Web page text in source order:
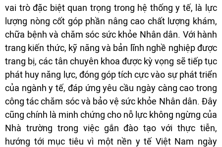
vai trò đặc biệt quan trọng trong hệ thống y tế, là lực
lượng nòng cốt góp phần nâng cao chất lượng khám,
chữa bệnh và chăm sóc sức khỏe Nhân dân. Với hành
trang kiến thức, kỹ năng và bản lĩnh nghề nghiệp được
trang bị, các tân chuyên khoa được kỳ vọng sẽ tiếp tục
phát huy năng lực, đóng góp tích cực vào sự phát triển
của ngành y tế, đáp ứng yêu cầu ngày càng cao trong
công tác chăm sóc và bảo vệ sức khỏe Nhân dân. Đây
cũng chính là minh chứng cho nỗ lực không ngừng của
Nhà trường trong việc gắn đào tạo với thực tiễn,
hướng tới mục tiêu vì một nền y tế Việt Nam ngày